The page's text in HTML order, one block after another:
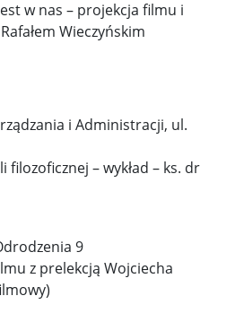
w nas – projekcja filmu i
Wieczyńskim
i Administracji, ul.
filozoficznej – wykład – ks. dr
9
z prelekcją Wojciecha